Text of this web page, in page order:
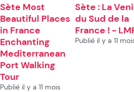
Sète Most
Beautiful Places
in France
Enchanting
Mediterranean
Port Walking
Tour
Publié il y a 11 mois
Sète : La
du Sud de la
France ! -
Publié il y a 11